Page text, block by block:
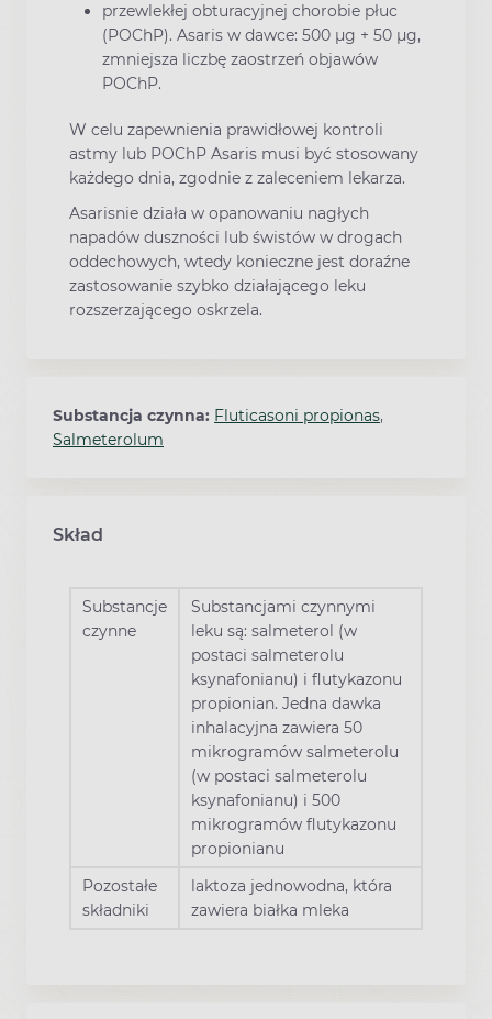
przewlekłej obturacyjnej chorobie płuc
(POChP). Asaris w dawce: 500 μg + 50 μg,
zmniejsza liczbę zaostrzeń objawów
POChP.
W celu zapewnienia prawidłowej kontroli
astmy lub POChP Asaris musi być stosowany
każdego dnia, zgodnie z zaleceniem lekarza.
Asarisnie działa w opanowaniu nagłych
napadów duszności lub świstów w drogach
oddechowych, wtedy konieczne jest doraźne
zastosowanie szybko działającego leku
rozszerzającego oskrzela.
Substancja czynna: Fluticasoni propionas,
Salmeterolum
Skład
Substancje
czynne
Substancjami czynnymi
leku są: salmeterol (w
postaci salmeterolu
ksynafonianu) i flutykazonu
propionian. Jedna dawka
inhalacyjna zawiera 50
mikrogramów salmeterolu
(w postaci salmeterolu
ksynafonianu) i 500
mikrogramów flutykazonu
propionianu
Pozostałe
składniki
laktoza jednowodna, która
zawiera białka mleka